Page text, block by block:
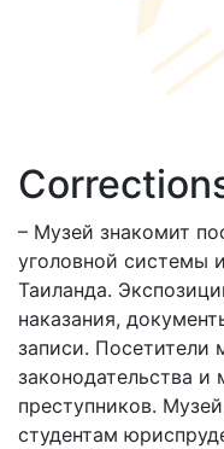
– Музей знакомит
уголовной системы
Таиланда.
наказания,
записи. Посетители
законодательства и
преступников.
студентам